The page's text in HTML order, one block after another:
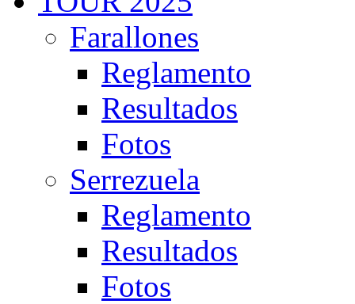
Farallones
Reglamento
Resultados
Fotos
Serrezuela
Reglamento
Resultados
Fotos